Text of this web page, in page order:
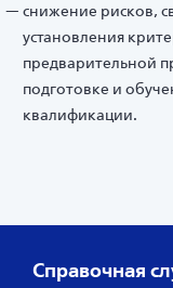
снижение рисков,
установления
предварительной
подготовке и
квалификации.
Справочная